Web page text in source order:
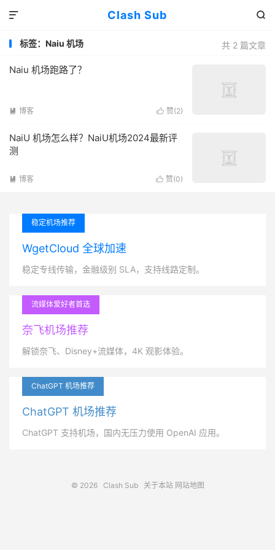
Clash Sub 

共 2 篇文章
标签：Naiu 机场
Naiu 机场跑路了？
 赞(2)
 博客
NaiU 机场怎么样？NaiU机场2024最新评
测
 赞(0)
 博客
稳定机场推荐
WgetCloud 全球加速
稳定专线传输，金融级别 SLA，支持线路定制。
流媒体爱好者首选
奈飞机场推荐
解锁奈飞、Disney+流媒体，4K 观影体验。
ChatGPT 机场推荐
ChatGPT 机场推荐
ChatGPT 支持机场，国内无压力使用 OpenAI 应用。
© 2026 Clash Sub 关于本站 网站地图